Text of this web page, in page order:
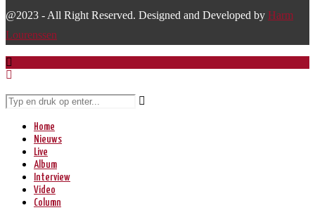
@2023 - All Right Reserved. Designed and Developed by Harm
Lourenssen
Home
Nieuws
Live
Album
Interview
Video
Column